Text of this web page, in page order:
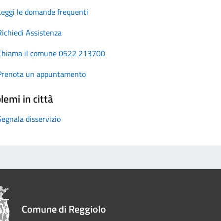
le domande frequenti
Assistenza
il comune 0522 213700
un appuntamento
in città
disservizio
Comune di Reggiolo